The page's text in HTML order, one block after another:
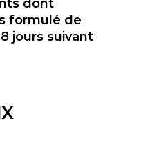
dont
formulé de
jours suivant